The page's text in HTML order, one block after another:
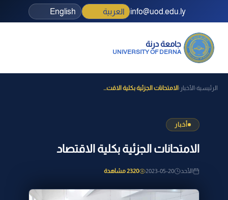
info@uod.edu.ly العربية English
جامعة درنة
UNIVERSITY OF DERNA
الرئيسية› الأخبار ›الامتحانات الجزئية بكلية الاقت...
أخبار
الامتحانات الجزئية بكلية الاقتصاد
الأحد 2023-05-20 2320 مشاهدة